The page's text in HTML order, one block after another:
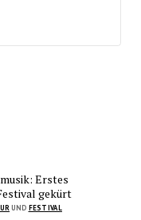
Erstes
gekürt
UND FESTIVAL